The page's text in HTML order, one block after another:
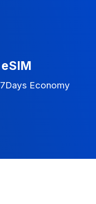
Economy